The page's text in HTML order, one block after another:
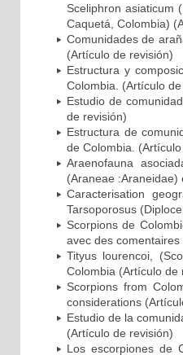
Sceliphron asiaticum
Caquetá, Colombia)
Comunidades de
(Artículo de revisión)
Estructura y
Colombia. (Artículo
Estudio de
de revisión)
Estructura de
de Colombia.
Araenofauna
(Araneae :Araneidae)
Caracterisation
Tarsoporosus
Scorpions de
avec des
Tityus lourencoi,
Colombia (Artículo de
Scorpions from
considerations
Estudio de la
(Artículo de revisión)
Los escorpiones de